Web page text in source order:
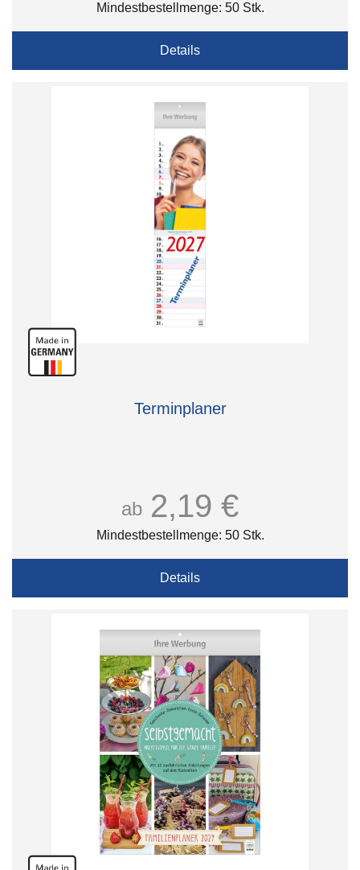
Mindestbestellmenge: 50 Stk.
Details
Terminplaner
ab 2,19 €
Mindestbestellmenge: 50 Stk.
Details